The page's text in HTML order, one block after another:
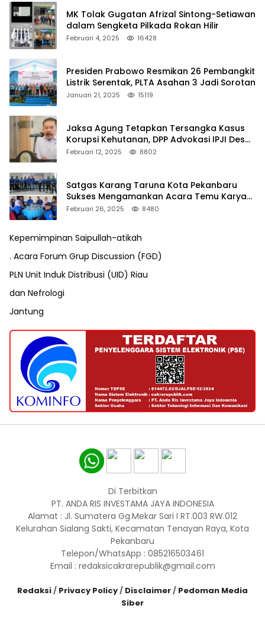
MK Tolak Gugatan Afrizal Sintong-Setiawan
dalam Sengketa Pilkada Rokan Hilir
Februari 4, 2025 16428
Presiden Prabowo Resmikan 26 Pembangkit
Listrik Serentak, PLTA Asahan 3 Jadi Sorotan
Januari 21, 2025 15119
Jaksa Agung Tetapkan Tersangka Kasus
Korupsi Kehutanan, DPP Advokasi IPJI Desak
Pengusutan Pajak RAPP
Februari 12, 2025 8802
Satgas Karang Taruna Kota Pekanbaru
Sukses Mengamankan Acara Temu Karya
VII Karang Taruna Pekanbaru
Februari 26, 2025 8480
Kepemimpinan Saipullah-atikah
. Acara Forum Grup Discussion (FGD)
PLN Unit Induk Distribusi (UID) Riau
dan Nefrologi
Jantung
Di Terbitkan
PT. ANDA RIS INVESTAMA JAYA INDONESIA
Alamat : Jl. Sumatera Gg.Mekar Sari I RT.003 RW.012
Kelurahan Sialang Sakti, Kecamatan Tenayan Raya, Kota
Pekanbaru
Telepon/WhatsApp : 085216503461
Email : redaksicakrarepublik@gmail.com
Redaksi/ Privacy Policy/ Disclaimer/ Pedoman Media
Siber